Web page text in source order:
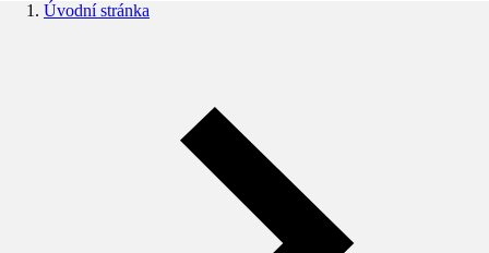
Úvodní stránka